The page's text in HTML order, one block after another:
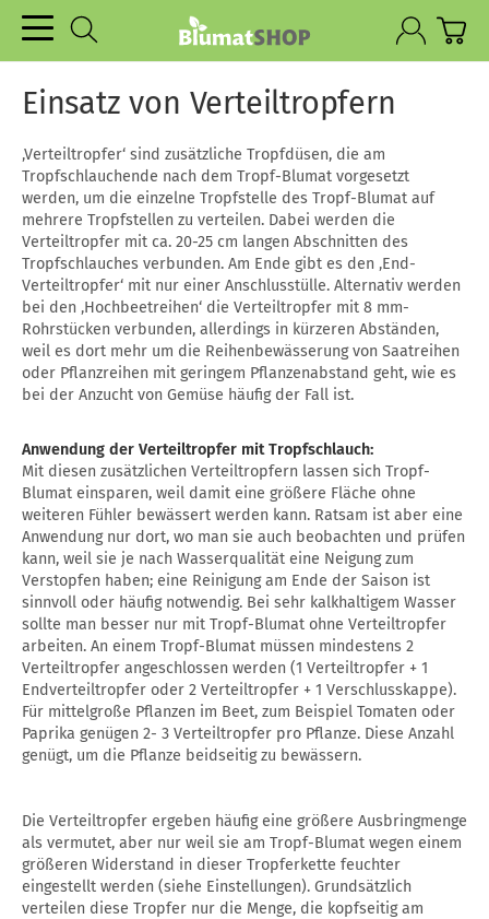
Einsatz von Verteiltropfern
‚Verteiltropfer‘ sind zusätzliche Tropfdüsen, die am
Tropfschlauchende nach dem Tropf-Blumat vorgesetzt
werden, um die einzelne Tropfstelle des Tropf-Blumat auf
mehrere Tropfstellen zu verteilen. Dabei werden die
Verteiltropfer mit ca. 20-25 cm langen Abschnitten des
Tropfschlauches verbunden. Am Ende gibt es den ‚End-
Verteiltropfer‘ mit nur einer Anschlusstülle. Alternativ werden
bei den ‚Hochbeetreihen‘ die Verteiltropfer mit 8 mm-
Rohrstücken verbunden, allerdings in kürzeren Abständen,
weil es dort mehr um die Reihenbewässerung von Saatreihen
oder Pflanzreihen mit geringem Pflanzenabstand geht, wie es
bei der Anzucht von Gemüse häufig der Fall ist.
Anwendung der Verteiltropfer mit Tropfschlauch:
Mit diesen zusätzlichen Verteiltropfern lassen sich Tropf-
Blumat einsparen, weil damit eine größere Fläche ohne
weiteren Fühler bewässert werden kann. Ratsam ist aber eine
Anwendung nur dort, wo man sie auch beobachten und prüfen
kann, weil sie je nach Wasserqualität eine Neigung zum
Verstopfen haben; eine Reinigung am Ende der Saison ist
sinnvoll oder häufig notwendig. Bei sehr kalkhaltigem Wasser
sollte man besser nur mit Tropf-Blumat ohne Verteiltropfer
arbeiten. An einem Tropf-Blumat müssen mindestens 2
Verteiltropfer angeschlossen werden (1 Verteiltropfer + 1
Endverteiltropfer oder 2 Verteiltropfer + 1 Verschlusskappe).
Für mittelgroße Pflanzen im Beet, zum Beispiel Tomaten oder
Paprika genügen 2- 3 Verteiltropfer pro Pflanze. Diese Anzahl
genügt, um die Pflanze beidseitig zu bewässern.
Die Verteiltropfer ergeben häufig eine größere Ausbringmenge
als vermutet, aber nur weil sie am Tropf-Blumat wegen einem
größeren Widerstand in dieser Tropferkette feuchter
eingestellt werden (siehe Einstellungen). Grundsätzlich
verteilen diese Tropfer nur die Menge, die kopfseitig am